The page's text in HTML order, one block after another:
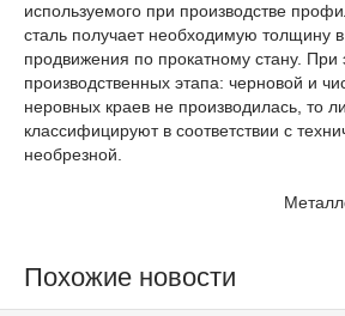
используемого при производстве
сталь получает необходимую толщину
продвижения по прокатному стану. При
производственных этапа: черновой и
неровных краев не производилась, то
классифицируют в соответствии с
необрезной.
Похожие новости